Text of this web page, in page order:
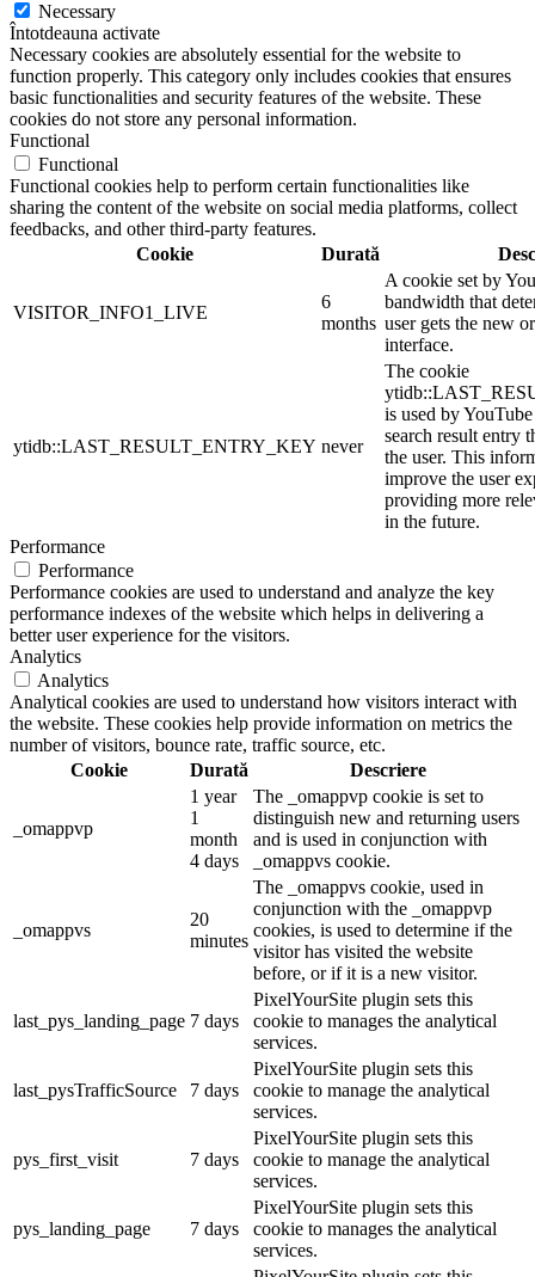
Necessary
Întotdeauna activate
Necessary cookies are absolutely essential for the website to
function properly. This category only includes cookies that ensures
basic functionalities and security features of the website. These
cookies do not store any personal information.
Functional
Functional
Functional cookies help to perform certain functionalities like
sharing the content of the website on social media platforms, collect
feedbacks, and other third-party features.
Cookie
Durată
VISITOR_INFO1_LIVE
6
months
A cookie set by
bandwidth that
user gets the new
interface.
ytidb::LAST_RESULT_ENTRY_KEY never
The cookie
is used by
search result entry
the user. This
improve the user
providing more
in the future.
Performance
Performance
Performance cookies are used to understand and analyze the key
performance indexes of the website which helps in delivering a
better user experience for the visitors.
Analytics
Analytics
Analytical cookies are used to understand how visitors interact with
the website. These cookies help provide information on metrics the
number of visitors, bounce rate, traffic source, etc.
Cookie
Durată Descriere
_omappvp
1 year
1
month
4 days
The _omappvp cookie is set to
distinguish new and returning users
and is used in conjunction with
_omappvs cookie.
_omappvs
20
minutes
The _omappvs cookie, used in
conjunction with the _omappvp
cookies, is used to determine if the
visitor has visited the website
before, or if it is a new visitor.
last_pys_landing_page 7 days
PixelYourSite plugin sets this
cookie to manages the analytical
services.
last_pysTrafficSource 7 days
PixelYourSite plugin sets this
cookie to manage the analytical
services.
pys_first_visit 7 days
PixelYourSite plugin sets this
cookie to manage the analytical
services.
pys_landing_page 7 days
PixelYourSite plugin sets this
cookie to manages the analytical
services.